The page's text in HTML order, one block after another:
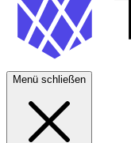
Menü schließen